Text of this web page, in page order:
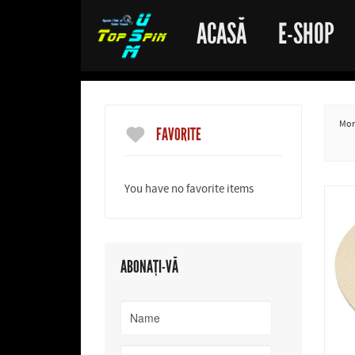
ACASĂ E-SHOP
FAVORITE
You have no favorite items
ABONAȚI-VĂ